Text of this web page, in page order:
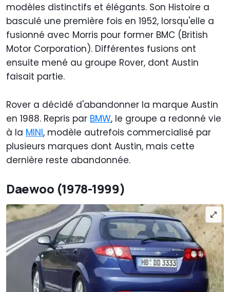
modèles distinctifs et élégants. Son Histoire a
basculé une première fois en 1952, lorsqu'elle a
fusionné avec Morris pour former BMC (British
Motor Corporation). Différentes fusions ont
ensuite mené au groupe Rover, dont Austin
faisait partie.
Rover a décidé d'abandonner la marque Austin
en 1988. Repris par BMW, le groupe a redonné vie
à la MINI, modèle autrefois commercialisé par
plusieurs marques dont Austin, mais cette
dernière reste abandonnée.
Daewoo (1978-1999)